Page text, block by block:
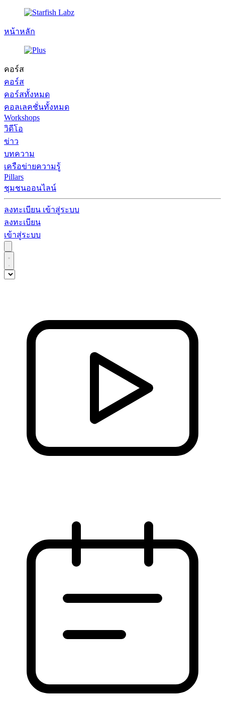
หน้าหลัก
คอร์ส
คอร์ส
คอร์สทั้งหมด
คอลเลคชั่นทั้งหมด
Workshops
วิดีโอ
ข่าว
บทความ
เครือข่ายความรู้
Pillars
ชุมชนออนไลน์
ลงทะเบียน เข้าสู่ระบบ
ลงทะเบียน
เข้าสู่ระบบ